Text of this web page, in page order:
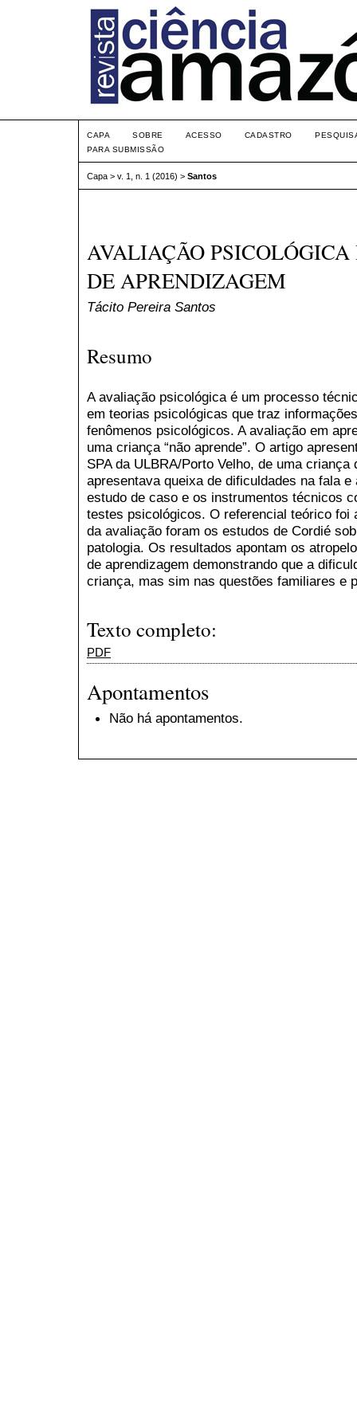
CAPA SOBRE ACESSO CADASTRO
PARA SUBMISSÃO
Capa > v. 1, n. 1 (2016) > Santos
AVALIAÇÃO
DE APRENDIZAGEM
Tácito Pereira Santos
Resumo
A avaliação psicológica é um processo
em teorias psicológicas que traz
fenômenos psicológicos. A avaliação em
uma criança “não aprende”. O artigo
SPA da ULBRA/Porto Velho, de uma
apresentava queixa de dificuldades na fala
estudo de caso e os instrumentos técnicos
testes psicológicos. O referencial teórico foi
da avaliação foram os estudos de Cordié
patologia. Os resultados apontam os
de aprendizagem demonstrando que a
criança, mas sim nas questões familiares e
Texto completo:
PDF
Apontamentos
Não há apontamentos.